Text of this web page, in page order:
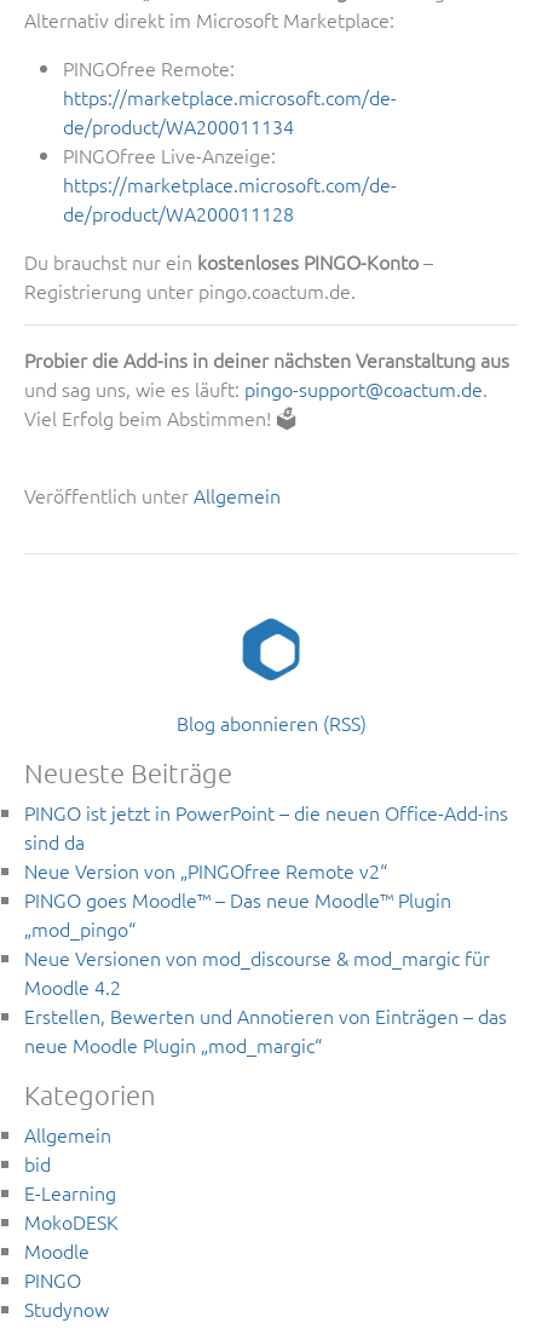
Alternativ direkt im Microsoft Marketplace:
PINGOfree Remote:
https://marketplace.microsoft.com/de-
de/product/WA200011134
PINGOfree Live-Anzeige:
https://marketplace.microsoft.com/de-
de/product/WA200011128
Du brauchst nur ein kostenloses PINGO-Konto–
Registrierung unter pingo.coactum.de.
Probier die Add-ins in deiner nächsten Veranstaltung aus
und sag uns, wie es läuft: pingo-support@coactum.de.
Viel Erfolg beim Abstimmen! 🗳️
Veröffentlich unterAllgemein
Blog abonnieren (RSS)
Neueste Beiträge
PINGO ist jetzt in PowerPoint – die neuen Office-Add-ins
sind da
Neue Version von „PINGOfree Remote v2“
PINGO goes Moodle™ – Das neue Moodle™ Plugin
„mod_pingo“
Neue Versionen von mod_discourse & mod_margic für
Moodle 4.2
Erstellen, Bewerten und Annotieren von Einträgen – das
neue Moodle Plugin „mod_margic“
Kategorien
Allgemein
bid
E-Learning
MokoDESK
Moodle
PINGO
Studynow